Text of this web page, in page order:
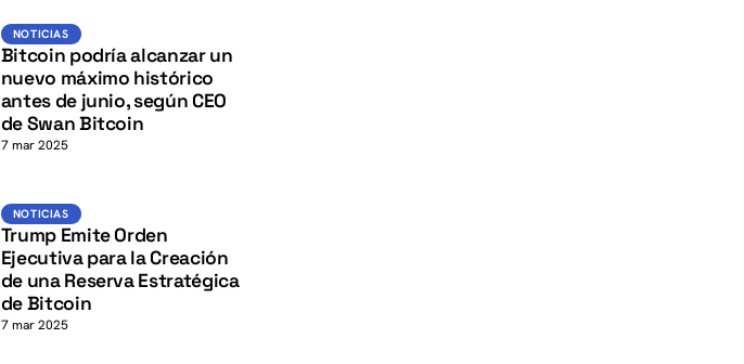
NOTICIAS BTC
NOTICIAS
Bitcoin podría alcanzar un
nuevo máximo histórico
antes de junio, según CEO
de Swan Bitcoin
7 mar 2025
NOTICIAS K
NOTICIAS
Trump Emite Orden
Ejecutiva para la Creación
de una Reserva Estratégica
de Bitcoin
7 mar 2025